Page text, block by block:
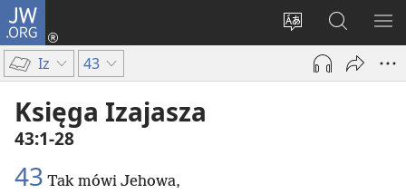
JW.ORG
Wybór
języka
Logowanie
(opens
window)
Szukaj
na
JW.ORG
Iz 43
Księga Izajasza
43:1-28
43 Tak mówi Jehowa,